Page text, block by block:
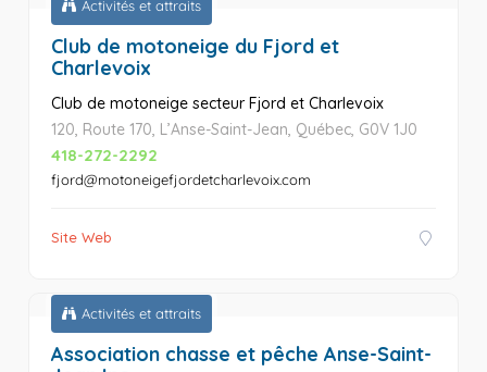
Activités et attraits
Club de motoneige du Fjord et
Charlevoix
Club de motoneige secteur Fjord et Charlevoix
120, Route 170, L’Anse-Saint-Jean, Québec, G0V 1J0
418-272-2292
fjord@motoneigefjordetcharlevoix.com
Site Web
Activités et attraits
Association chasse et pêche Anse-Saint-